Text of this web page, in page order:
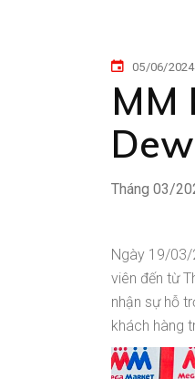
05/06/2024
MM
Tháng 03/
Ngày 19/03/
viên đến từ
nhận sự hỗ
khách hàng